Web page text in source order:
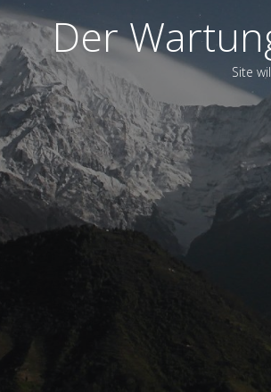
Der
Site